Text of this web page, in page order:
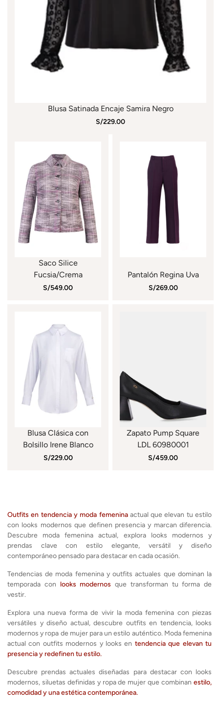
Blusa Satinada Encaje Samira Negro
S/229.00
Saco Silice
Fucsia/Crema
S/549.00
Pantalón Regina Uva
S/269.00
Blusa Clásica con
Bolsillo Irene Blanco
S/229.00
Zapato Pump Square
LDL 60980001
S/459.00
Outfits en tendencia y moda femeninaactual que elevan tu estilo
con looks modernos que definen presencia y marcan diferencia.
Descubre moda femenina actual, explora looks modernos y
prendas clave con estilo elegante, versátil y diseño
contemporáneo pensado para destacar en cada ocasión.
Tendencias de moda femenina y outfits actuales que dominan la
temporada con looks modernos que transforman tu forma de
vestir.
Explora una nueva forma de vivir la moda femenina con piezas
versátiles y diseño actual, descubre outfits en tendencia, looks
modernos y ropa de mujer para un estilo auténtico. Moda femenina
actual con outfits modernos y looks en tendencia que elevan tu
presencia y redefinen tu estilo.
Descubre prendas actuales diseñadas para destacar con looks
modernos, siluetas definidas y ropa de mujer que combinan estilo,
comodidad y una estética contemporánea.
Are you 18 years old or older?
No, I'm not